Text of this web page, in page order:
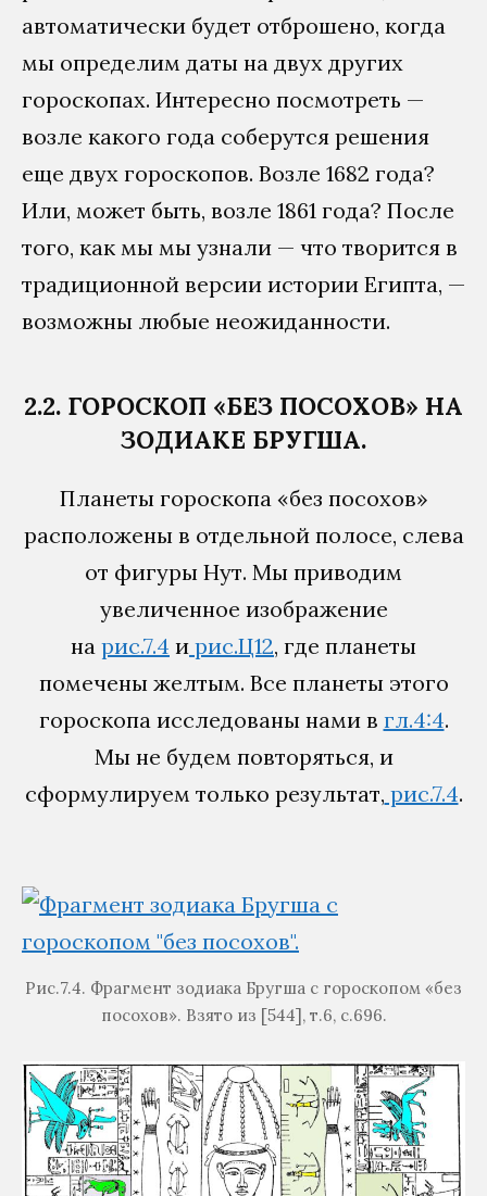
автоматически будет отброшено, когда
мы определим даты на двух других
гороскопах. Интересно посмотреть —
возле какого года соберутся решения
еще двух гороскопов. Возле 1682 года?
Или, может быть, возле 1861 года? После
того, как мы мы узнали — что творится в
традиционной версии истории Египта, —
возможны любые неожиданности.
2.2. ГОРОСКОП «БЕЗ ПОСОХОВ» НА
ЗОДИАКЕ БРУГША.
Планеты гороскопа «без посохов»
расположены в отдельной полосе, слева
от фигуры Нут. Мы приводим
увеличенное изображение
на рис.7.4 и рис.Ц12, где планеты
помечены желтым. Все планеты этого
гороскопа исследованы нами в гл.4:4.
Мы не будем повторяться, и
сформулируем только результат, рис.7.4.
Рис.7.4. Фрагмент зодиака Бругша с гороскопом «без
посохов». Взято из [544], т.6, с.696.